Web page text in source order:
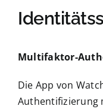
Multifaktor-
Die App von
Authentifizierung